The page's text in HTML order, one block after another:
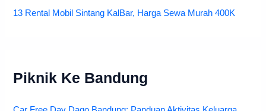
13 Rental Mobil Sintang KalBar, Harga Sewa Murah 400K
Piknik Ke Bandung